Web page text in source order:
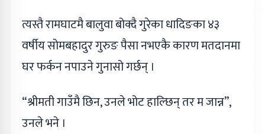
त्यस्तै रामघाटमै बालुवा बोक्दै गुरेका धादिङका ४३
वर्षीय सोमबहादुर गुरुङ पैसा नभएकै कारण मतदानमा
घर फर्कन नपाउने गुनासो गर्छन् ।
“श्रीमती गाउँमै छिन, उनले भोट हाल्छिन् तर म जान्न”,
उनले भने ।